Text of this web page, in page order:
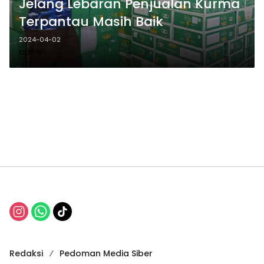
Jelang Lebaran Penjualan Kurma
Terpantau Masih Baik
2024-04-02
admin
Redaksi Pedoman Media Siber